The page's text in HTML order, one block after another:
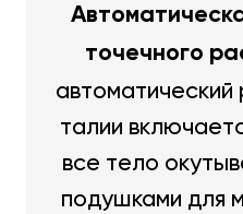
точечного
талии
все тело
подушками для